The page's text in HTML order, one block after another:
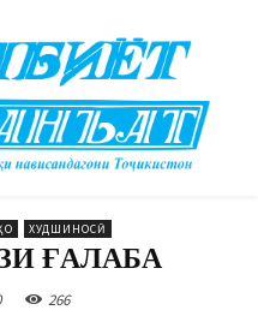
ХУДШИНОСӢ
ҒАЛАБА
266